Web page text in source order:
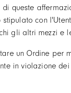
di queste
con
gli altri mezzi e
un Ordine per
in violazione